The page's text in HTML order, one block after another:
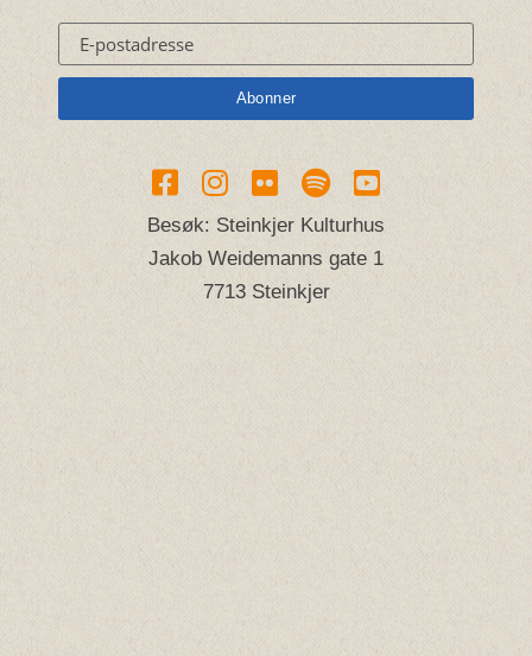
Besøk: Steinkjer Kulturhus
Jakob Weidemanns gate 1
7713 Steinkjer